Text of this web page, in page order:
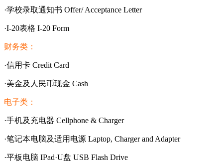
·学校录取通知书 Offer/ Acceptance Letter
·I-20表格 I-20 Form
财务类：
·信用卡 Credit Card
·美金及人民币现金 Cash
电子类：
·手机及充电器 Cellphone & Charger
·笔记本电脑及适用电源 Laptop, Charger and Adapter
·平板电脑 IPad·U盘 USB Flash Drive